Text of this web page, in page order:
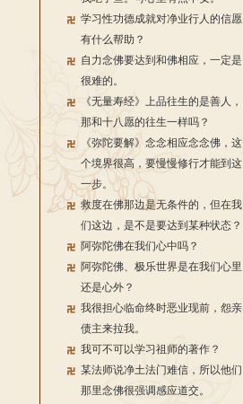
学习性功德成就对净业行人的信愿
有什么帮助？
自力念佛要达到和佛相应，一定是
很难的。
《无量寿经》上品往生的是善人，
那和十八愿的往生一样吗？
《弥陀要解》念念相应念念佛，这
个境界很高，要慢慢修行才能到这
一步。
救度在佛那边是无条件的，但在我
们这边，是不是要达到某种状态？
阿弥陀佛在我们心中吗？
阿弥陀佛、极乐世界是在我们心里
还是心外？
我很担心临命终时恶业现前，怨亲
债主来拉我。
我可不可以学习祖师的著作？
某法师说净土法门难信，所以他们
那里念佛很强调感应道交。